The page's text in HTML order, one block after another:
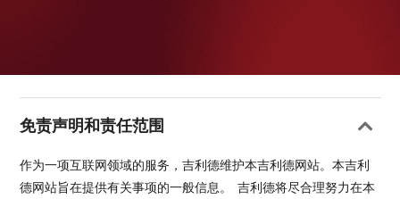
免责声明和责任范围
作为一项互联网领域的服务，吉利德维护本吉利德网站。本吉利
德网站旨在提供有关事项的一般信息。 吉利德将尽合理努力在本